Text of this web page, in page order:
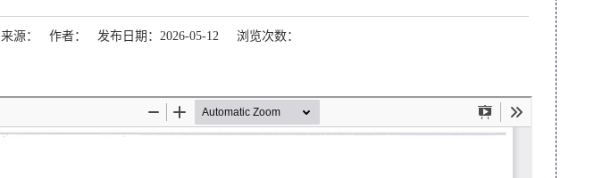
来源： 作者： 发布日期：2026-05-12 浏览次数：